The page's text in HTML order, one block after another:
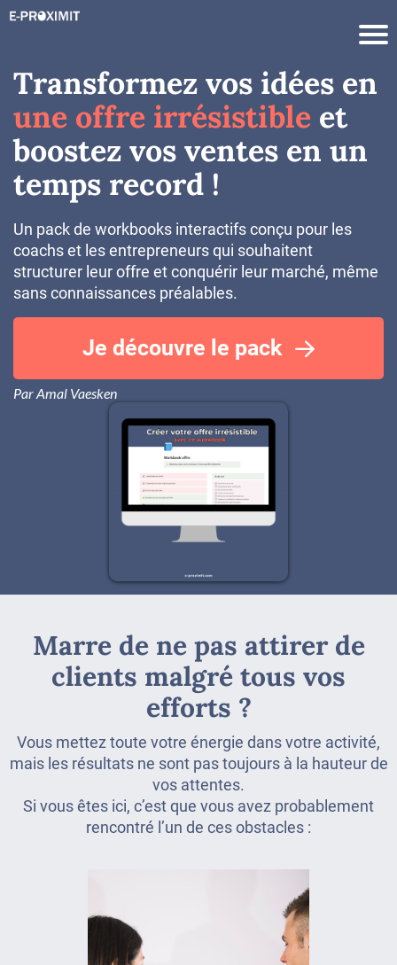
Transformez vos idées en
une offre irrésistible et
boostez vos ventes en un
temps record !
Un pack de workbooks interactifs conçu pour les
coachs et les entrepreneurs qui souhaitent
structurer leur offre et conquérir leur marché, même
sans connaissances préalables.
Je découvre le pack
Par Amal Vaesken
Marre de ne pas attirer de
clients malgré tous vos
efforts ?
Vous mettez toute votre énergie dans votre activité,
mais les résultats ne sont pas toujours à la hauteur de
vos attentes.
Si vous êtes ici, c’est que vous avez probablement
rencontré l’un de ces obstacles :